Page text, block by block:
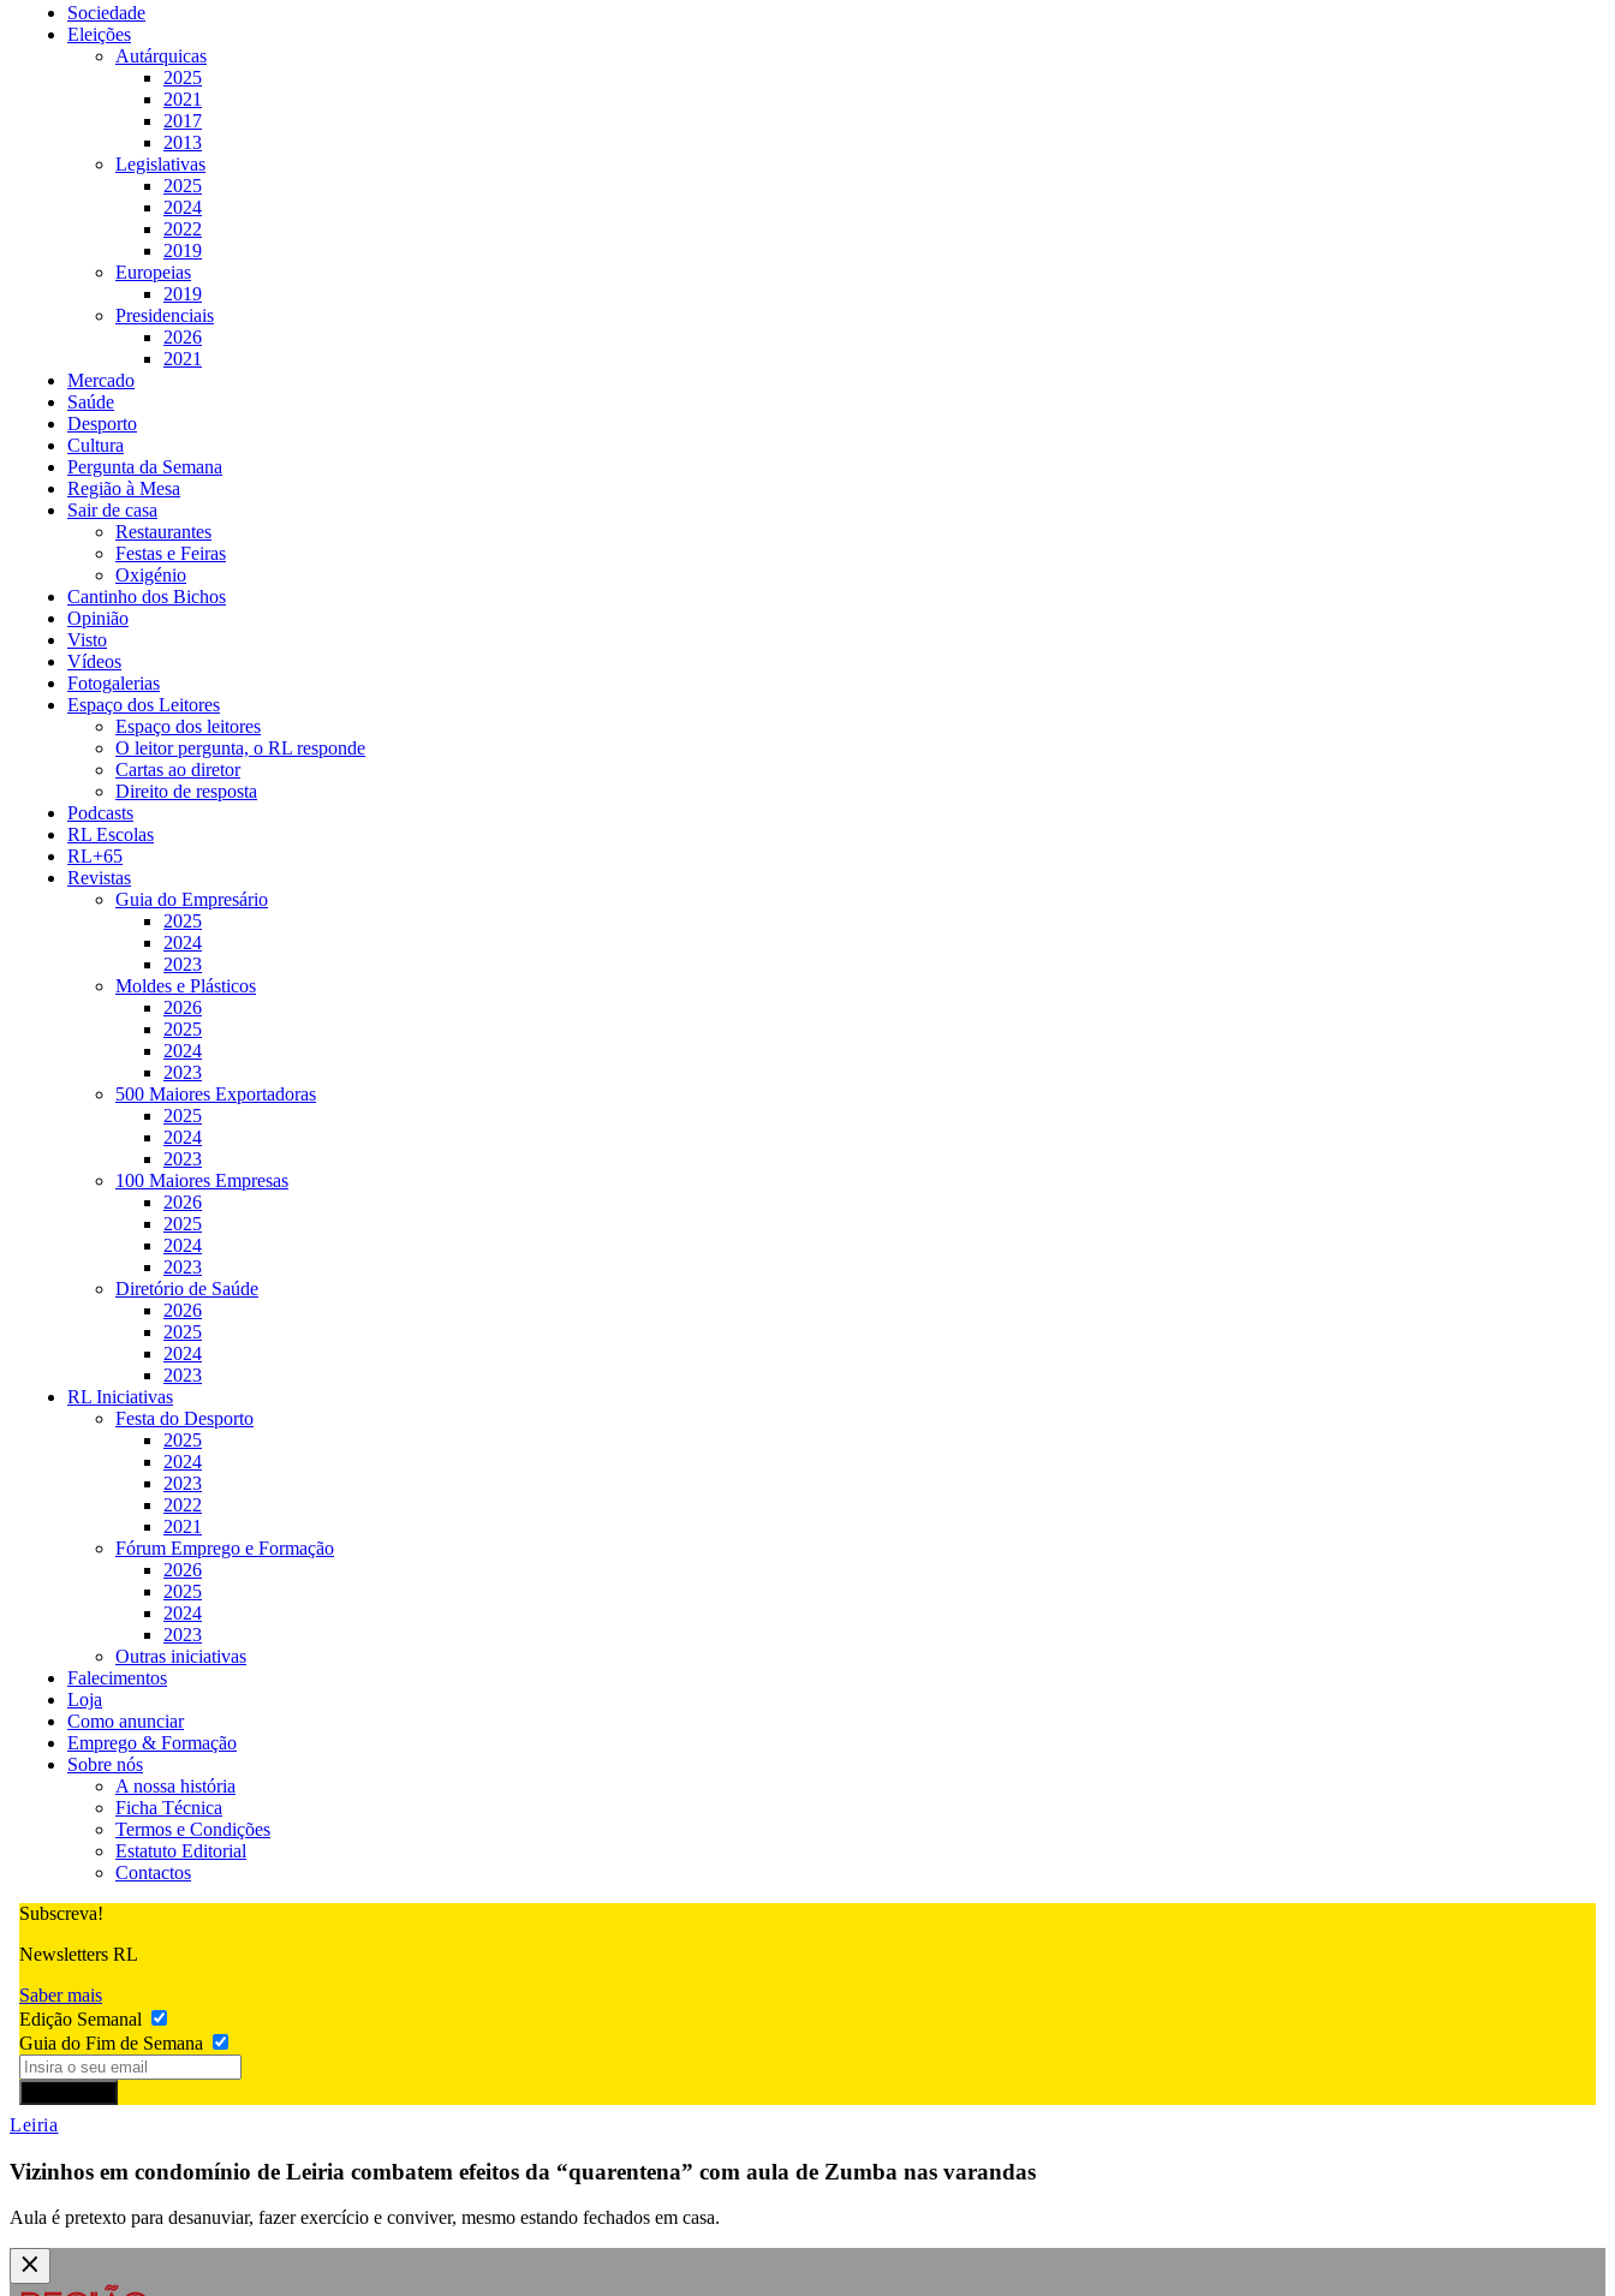
Sociedade
Eleições
Autárquicas
2025
2021
2017
2013
Legislativas
2025
2024
2022
2019
Europeias
2019
Presidenciais
2026
2021
Mercado
Saúde
Desporto
Cultura
Pergunta da Semana
Região à Mesa
Sair de casa
Restaurantes
Festas e Feiras
Oxigénio
Cantinho dos Bichos
Opinião
Visto
Vídeos
Fotogalerias
Espaço dos Leitores
Espaço dos leitores
O leitor pergunta, o RL responde
Cartas ao diretor
Direito de resposta
Podcasts
RL Escolas
RL+65
Revistas
Guia do Empresário
2025
2024
2023
Moldes e Plásticos
2026
2025
2024
2023
500 Maiores Exportadoras
2025
2024
2023
100 Maiores Empresas
2026
2025
2024
2023
Diretório de Saúde
2026
2025
2024
2023
RL Iniciativas
Festa do Desporto
2025
2024
2023
2022
2021
Fórum Emprego e Formação
2026
2025
2024
2023
Outras iniciativas
Falecimentos
Loja
Como anunciar
Emprego & Formação
Sobre nós
A nossa história
Ficha Técnica
Termos e Condições
Estatuto Editorial
Contactos
Subscreva!
Newsletters RL
Saber mais
Edição Semanal
Guia do Fim de Semana
Leiria
Vizinhos em condomínio de Leiria combatem efeitos da “quarentena” com aula de Zumba nas varandas
Aula é pretexto para desanuviar, fazer exercício e conviver, mesmo estando fechados em casa.